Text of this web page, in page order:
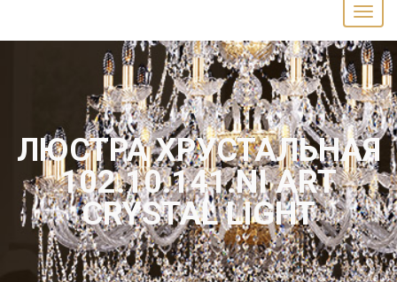
ЛЮСТРА ХРУСТАЛЬНАЯ
102.10.141.NI ART
CRYSTAL LIGHT